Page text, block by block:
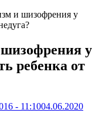
и шизофрения у
у
ребенка от
- 11:1004.06.2020